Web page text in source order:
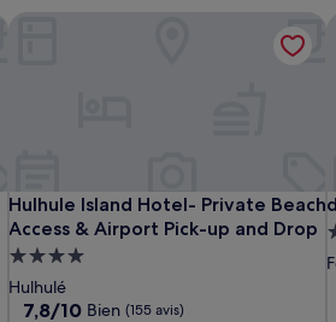
Hulhule Island Hotel- Private Beach
Access & Airport Pick-up and Drop
Hulhule Island Hotel- Private Beach
Hébergement
4.0 étoiles
Hulhulé
7.8
7,8/10 Bien (155 avis)
Hulhule Island Hotel- Private Beach